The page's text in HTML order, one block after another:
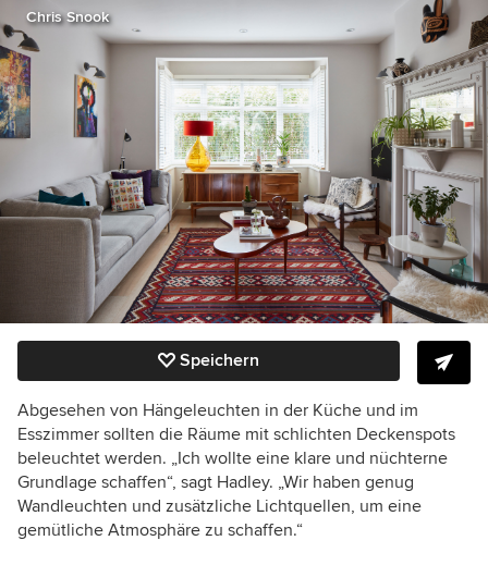
Chris Snook
Speichern
Abgesehen von Hängeleuchten in der Küche und im
Esszimmer sollten die Räume mit schlichten Deckenspots
beleuchtet werden. „Ich wollte eine klare und nüchterne
Grundlage schaffen“, sagt Hadley. „Wir haben genug
Wandleuchten und zusätzliche Lichtquellen, um eine
gemütliche Atmosphäre zu schaffen.“